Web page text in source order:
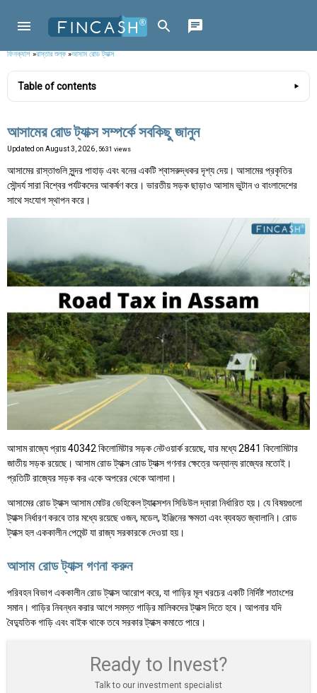
ফিনক্যাশ»রাস্তার শুল্ক»আসাম রোড ট্যাক্স
Table of contents
আসামের রোড ট্যাক্স সম্পর্কে সবকিছু জানুন
Updated on August 3, 2026 , 5631 views
আসামের রাস্তাগুলি সুন্দর পাহাড় এবং বনের একটি শ্বাসরুদ্ধকর দৃশ্য দেয়। আসামের প্রকৃতির
সৌন্দর্য সারা বিশ্বের পর্যটকদের আকর্ষণ করে। ভারতীয় সড়ক ছাড়াও আসাম ভুটান ও বাংলাদেশের
সাথে সংযোগ স্থাপন করে।
আসাম রাজ্যে প্রায় 40342 কিলোমিটার সড়ক নেটওয়ার্ক রয়েছে, যার মধ্যে 2841 কিলোমিটার
জাতীয় সড়ক রয়েছে। আসাম রোড ট্যাক্স রোড ট্যাক্স গণনার ক্ষেত্রে অন্যান্য রাজ্যের মতোই।
প্রতিটি রাজ্যের সড়ক কর একে অপরের থেকে আলাদা।
আসামের রোড ট্যাক্স আসাম মোটর ভেহিকেল ট্যাক্সেশন সিডিউল দ্বারা নির্ধারিত হয়। যে বিষয়গুলো
ট্যাক্স নির্ধারণ করবে তার মধ্যে রয়েছে ওজন, মডেল, ইঞ্জিনের ক্ষমতা এবং ব্যবহৃত জ্বালানি। রোড
ট্যাক্স হল এককালীন পেমেন্ট যা রাজ্য সরকারকে দেওয়া হয়।
আসাম রোড ট্যাক্স গণনা করুন
পরিবহন বিভাগ এককালীন রোড ট্যাক্স আরোপ করে, যা গাড়ির মূল খরচের একটি নির্দিষ্ট শতাংশের
সমান। গাড়ির নিবন্ধন করার আগে সমস্ত গাড়ির মালিকদের ট্যাক্স দিতে হবে। আপনার যদি
বৈদ্যুতিক গাড়ি এবং বাইক থাকে তবে সরকার ট্যাক্স কমাতে পারে।
Ready to Invest?
Talk to our investment specialist